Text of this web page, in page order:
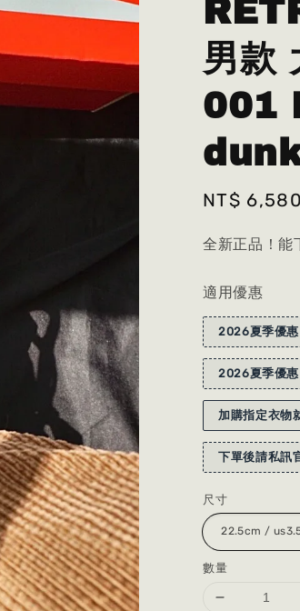
男款
001
dunk
Sale
NT$ 6,580
全新正品！能
適用優惠
2026夏季優
2026夏季優
加購指定衣物
下單後請私訊
尺寸
數量